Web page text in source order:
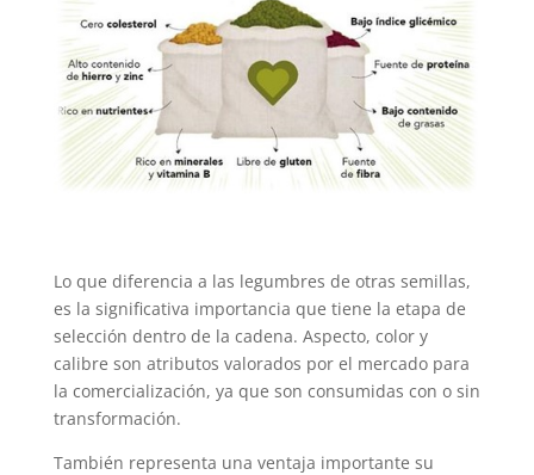
Lo que diferencia a las legumbres de otras semillas,
es la significativa importancia que tiene la etapa de
selección dentro de la cadena. Aspecto, color y
calibre son atributos valorados por el mercado para
la comercialización, ya que son consumidas con o sin
transformación.
También representa una ventaja importante su